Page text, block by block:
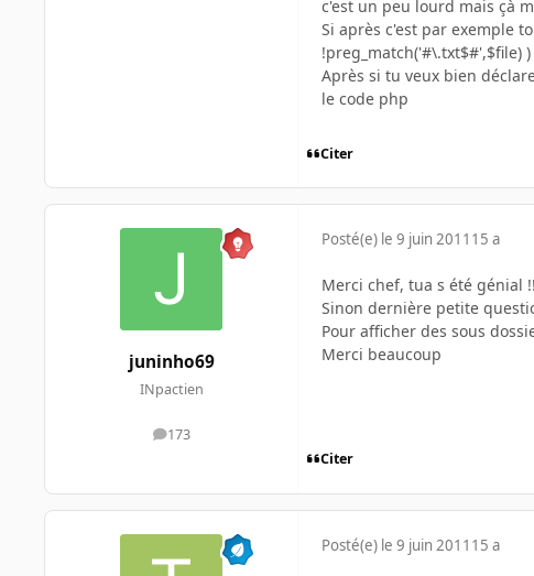
c'est un peu lourd mais çà
Si après c'est par exemple
!preg_match('#\.txt$#',$file) )
Après si tu veux bien
le code php
Citer
juninho69
INpactien
173
messages
Posté(e) le 9 juin 2011 15 a
Merci chef, tua s été génial
Sinon dernière petite
Pour afficher des sous
Merci beaucoup
Citer
Posté(e) le 9 juin 2011 15 a